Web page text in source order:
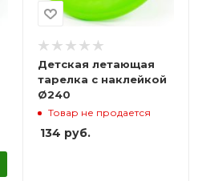
Детская летающая
тарелка с наклейкой
Ø240
Товар не продается
134 руб.